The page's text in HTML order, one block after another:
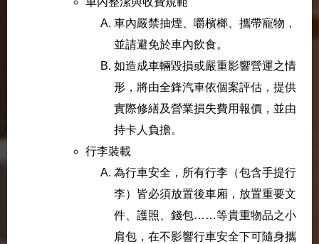
車內嚴禁抽煙、嚼檳榔、攜帶寵物，
並請避免於車內飲食。
如造成車輛毀損或嚴重影響營運之情
形，將由全鋒汽車依個案評估，提供
實際修繕及營業損失費用報價，並由
持卡人負擔。
行李裝載
為行車安全，所有行李（包含手提行
李）皆必須放置後車廂，放置重要文
件、護照、錢包……等貴重物品之小
肩包，在不影響行車安全下可隨身攜